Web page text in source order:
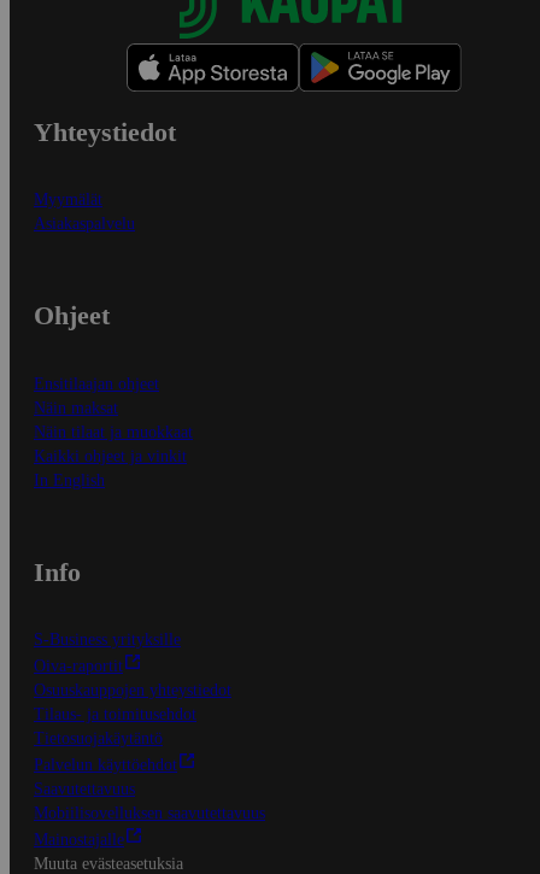
Yhteystiedot
Myymälät
Asiakaspalvelu
Ohjeet
Ensitilaajan ohjeet
Näin maksat
Näin tilaat ja muokkaat
Kaikki ohjeet ja vinkit
In English
Info
S-Business yrityksille
Oiva-raportit
Osuuskauppojen yhteystiedot
Tilaus- ja toimitusehdot
Tietosuojakäytäntö
Palvelun käyttöehdot
Saavutettavuus
Mobiilisovelluksen saavutettavuus
Mainostajalle
Muuta evästeasetuksia